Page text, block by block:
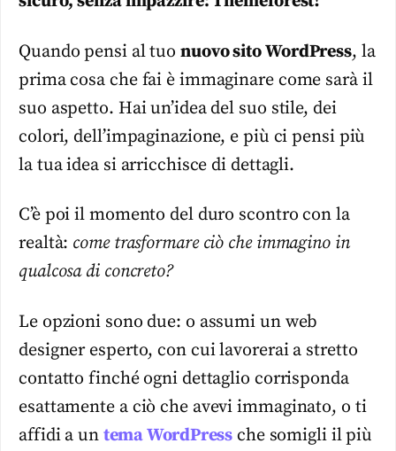
Quando pensi al tuo nuovo sito WordPress, la
prima cosa che fai è immaginare come sarà il
suo aspetto. Hai un’idea del suo stile, dei
colori, dell’impaginazione, e più ci pensi più
la tua idea si arricchisce di dettagli.
C’è poi il momento del duro scontro con la
realtà: come trasformare ciò che immagino in
qualcosa di concreto?
Le opzioni sono due: o assumi un web
designer esperto, con cui lavorerai a stretto
contatto finché ogni dettaglio corrisponda
esattamente a ciò che avevi immaginato, o ti
affidi a un tema WordPress che somigli il più